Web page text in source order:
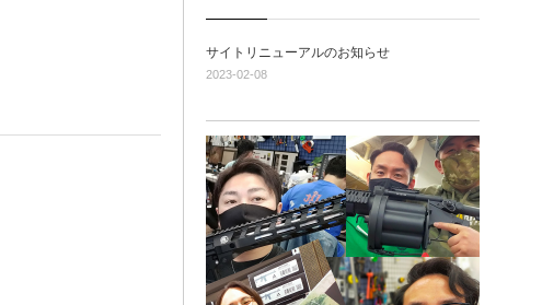
サイトリニューアルのお知らせ
2023-02-08